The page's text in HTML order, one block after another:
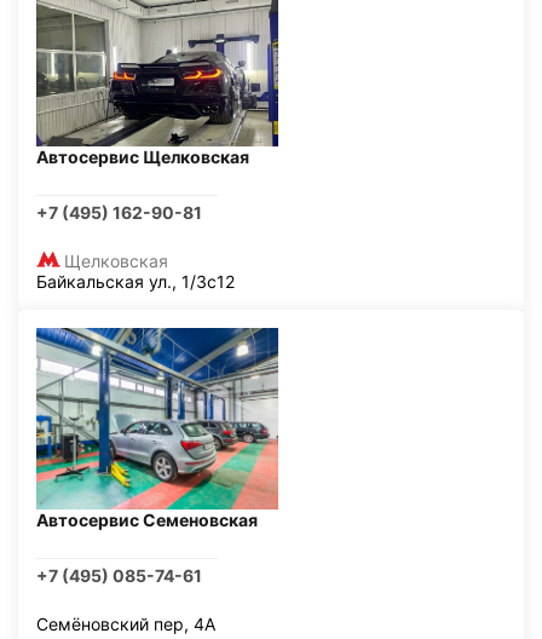
Автосервис Щелковская
+7 (495) 162-90-81
Щелковская
Байкальская ул., 1/3с12
Автосервис Семеновская
+7 (495) 085-74-61
Семёновский пер, 4А